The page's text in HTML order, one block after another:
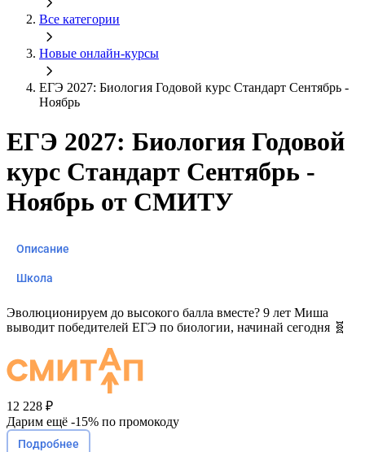
Все категории
Новые онлайн‑курсы
ЕГЭ 2027: Биология Годовой курс Стандарт Сентябрь -
Ноябрь
ЕГЭ 2027: Биология Годовой
курс Стандарт Сентябрь -
Ноябрь от СМИТУ
Описание
Школа
Эволюционируем до высокого балла вместе? 9 лет Миша
выводит победителей ЕГЭ по биологии, начинай сегодня 🧬
12 228 ₽
Дарим ещё -15% по промокоду
Подробнее